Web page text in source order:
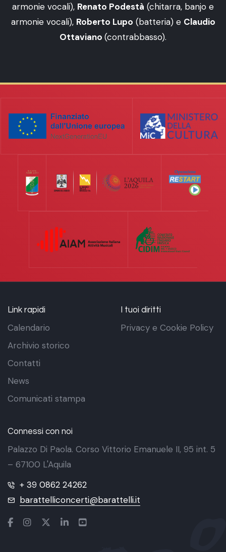
armonie vocali), Renato Podestà (chitarra, banjo e
armonie vocali), Roberto Lupo (batteria) e Claudio
Ottaviano (contrabbasso).
Link rapidi
Calendario
Archivio storico
Contatti
News
Comunicati stampa
I tuoi diritti
Privacy e Cookie Policy
Connessi con noi
Palazzo Di Paola. Corso Vittorio Emanuele II, 95 int. 5
– 67100 L'Aquila
+ 39 0862 24262
barattelliconcerti@barattelli.it